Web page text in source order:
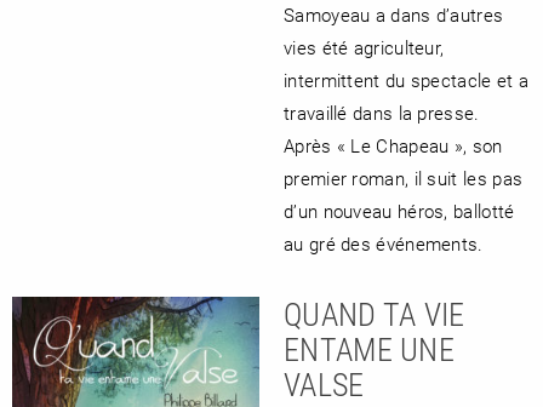
Samoyeau a dans d’autres
vies été agriculteur,
intermittent du spectacle et a
travaillé dans la presse.
Après « Le Chapeau », son
premier roman, il suit les pas
d’un nouveau héros, ballotté
au gré des événements.
QUAND TA VIE
ENTAME UNE
VALSE